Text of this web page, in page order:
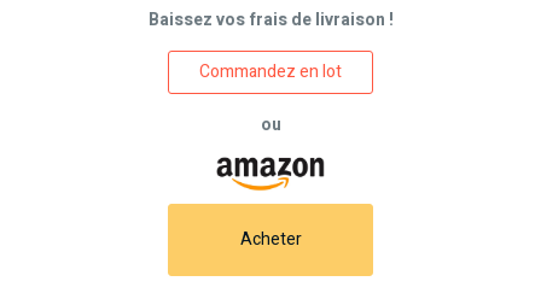
Baissez vos frais de livraison !
Commandez en lot
ou
Acheter